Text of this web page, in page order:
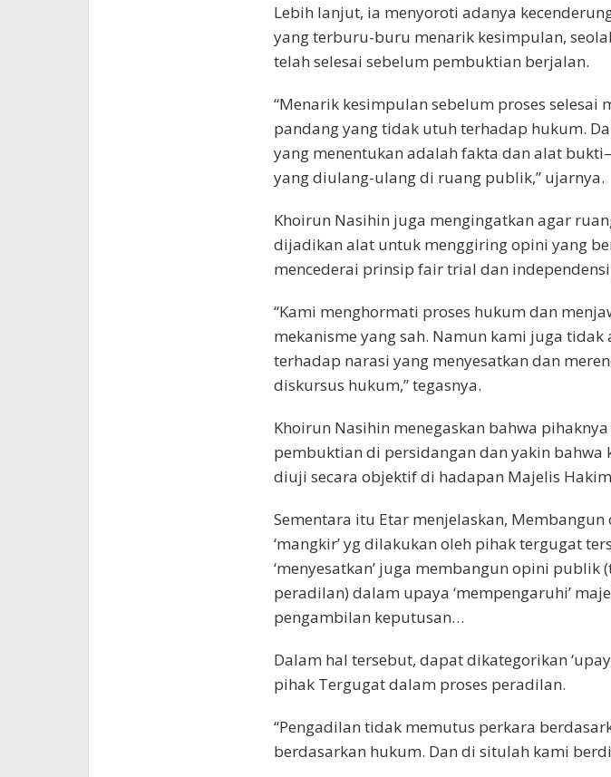
Lebih lanjut, ia menyoroti adanya
yang terburu-buru menarik kesimpulan,
telah selesai sebelum pembuktian berjalan.
“Menarik kesimpulan sebelum proses selesai
pandang yang tidak utuh terhadap hukum.
yang menentukan adalah fakta dan alat
yang diulang-ulang di ruang publik,” ujarnya.
Khoirun Nasihin juga mengingatkan agar
dijadikan alat untuk menggiring opini yang
mencederai prinsip fair trial dan
“Kami menghormati proses hukum dan
mekanisme yang sah. Namun kami juga
terhadap narasi yang menyesatkan dan
diskursus hukum,” tegasnya.
Khoirun Nasihin menegaskan bahwa
pembuktian di persidangan dan yakin bahwa
diuji secara objektif di hadapan Majelis
Sementara itu Etar menjelaskan,
‘mangkir’ yg dilakukan oleh pihak tergugat
‘menyesatkan’ juga membangun opini publik
peradilan) dalam upaya ‘mempengaruhi’
pengambilan keputusan…
Dalam hal tersebut, dapat dikategorikan
pihak Tergugat dalam proses peradilan.
“Pengadilan tidak memutus perkara
berdasarkan hukum. Dan di situlah kami